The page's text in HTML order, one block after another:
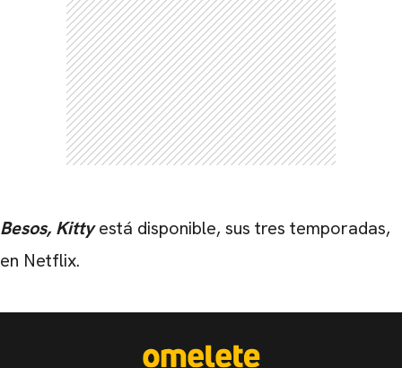
Besos, Kittyestá disponible, sus tres temporadas,
en Netflix.